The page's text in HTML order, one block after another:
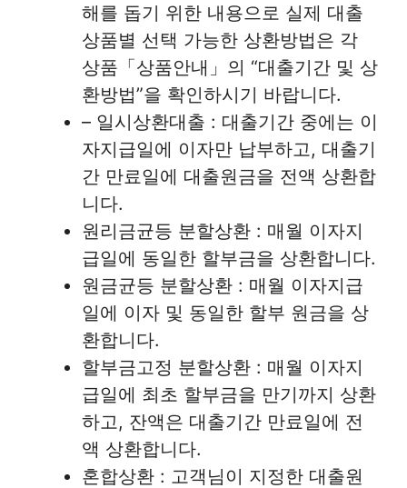
해를 돕기 위한 내용으로 실제 대출
상품별 선택 가능한 상환방법은 각
상품「상품안내」의 “대출기간 및 상
환방법”을 확인하시기 바랍니다.
– 일시상환대출 : 대출기간 중에는 이
자지급일에 이자만 납부하고, 대출기
간 만료일에 대출원금을 전액 상환합
니다.
원리금균등 분할상환 : 매월 이자지
급일에 동일한 할부금을 상환합니다.
원금균등 분할상환 : 매월 이자지급
일에 이자 및 동일한 할부 원금을 상
환합니다.
할부금고정 분할상환 : 매월 이자지
급일에 최초 할부금을 만기까지 상환
하고, 잔액은 대출기간 만료일에 전
액 상환합니다.
혼합상환 : 고객님이 지정한 대출원